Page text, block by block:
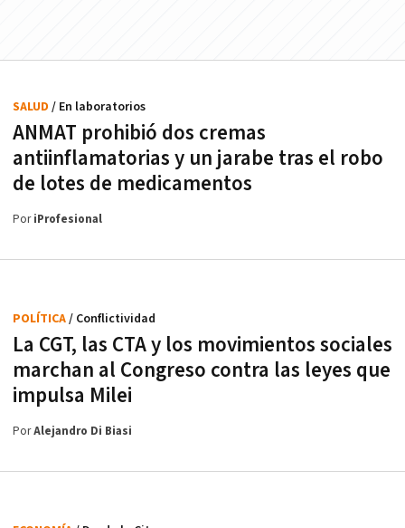
ANMAT prohibió dos cremas
antiinflamatorias y un jarabe tras el robo
de lotes de medicamentos
SALUD / En laboratorios
PoriProfesional
La CGT, las CTA y los movimientos sociales
marchan al Congreso contra las leyes que
impulsa Milei
POLÍTICA/ Conflictividad
PorAlejandro Di Biasi